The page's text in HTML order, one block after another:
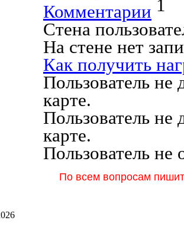
Комментарии 1
Стена
На стене нет
Как получить
Пользователь не
карте.
Пользователь не
карте.
Пользователь
По всем вопросам